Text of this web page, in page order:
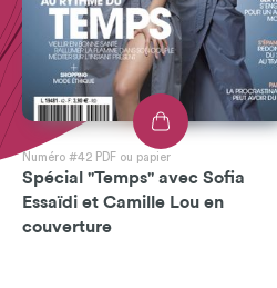
Numéro #42 PDF ou papier
Spécial "Temps" avec Sofia
Essaïdi et Camille Lou en
couverture